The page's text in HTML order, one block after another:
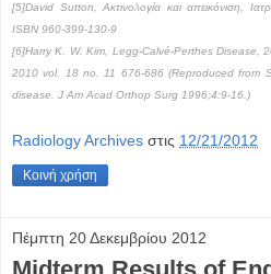
[5]David Sutton, Ακτινολογία και απεικόνιση,
ISBN 960-399-130-9
[6]Harry K. W. Kim, Legg-Calvé-Perthes Disease,
2010 vol. 18 no. 11 676-686 (Reproduced from
disease. J Am Acad Orthop Surg 1996;4:9-16.)
Radiology Archives στις 12/21/2012
Κοινή χρήση
Πέμπτη 20 Δεκεμβρίου 2012